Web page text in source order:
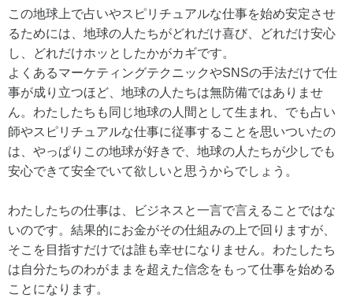
この地球上で占いやスピリチュアルな仕事を始め安定させ
るためには、地球の人たちがどれだけ喜び、どれだけ安心
し、どれだけホッとしたかがカギです。
よくあるマーケティングテクニックやSNSの手法だけで仕
事が成り立つほど、地球の人たちは無防備ではありませ
ん。わたしたちも同じ地球の人間として生まれ、でも占い
師やスピリチュアルな仕事に従事することを思いついたの
は、やっぱりこの地球が好きで、地球の人たちが少しでも
安心できて安全でいて欲しいと思うからでしょう。
わたしたちの仕事は、ビジネスと一言で言えることではな
いのです。結果的にお金がその仕組みの上で回りますが、
そこを目指すだけでは誰も幸せになりません。わたしたち
は自分たちのわがままを超えた信念をもって仕事を始める
ことになります。